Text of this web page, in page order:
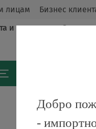
лицам Бизнес
и
Добро
-